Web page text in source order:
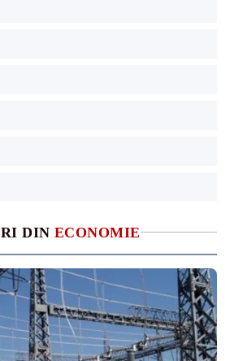
DIN ECONOMIE